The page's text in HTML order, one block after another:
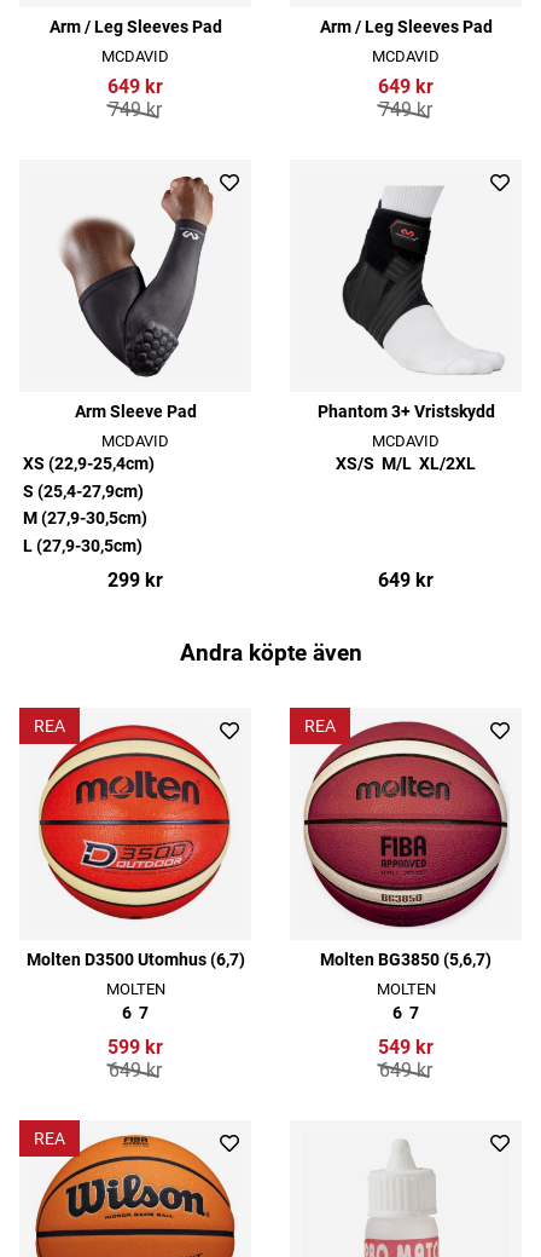
Arm / Leg Sleeves Pad
MCDAVID
649 kr
749 kr
Arm / Leg Sleeves Pad
MCDAVID
649 kr
749 kr
Arm Sleeve Pad
MCDAVID
XS (22,9-25,4cm)
S (25,4-27,9cm)
M (27,9-30,5cm)
L (27,9-30,5cm)
299 kr
Phantom 3+ Vristskydd
MCDAVID
XS/S M/L XL/2XL
649 kr
Andra köpte även
REA
Molten D3500 Utomhus (6,7)
MOLTEN
6 7
599 kr
649 kr
REA
Molten BG3850 (5,6,7)
MOLTEN
6 7
549 kr
649 kr
REA